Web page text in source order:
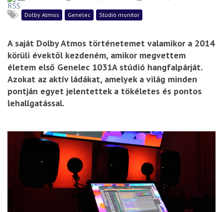
Dolby Atmos Genelec Stúdió monitor
A saját Dolby Atmos történetemet valamikor a 2014
körüli évektől kezdeném, amikor megvettem
életem első Genelec 1031A stúdió hangfalpárját.
Azokat az aktív ládákat, amelyek a világ minden
pontján egyet jelentettek a tökéletes és pontos
lehallgatással.